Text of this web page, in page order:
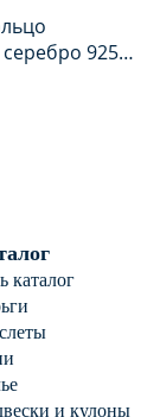
925
каталог
и кулоны